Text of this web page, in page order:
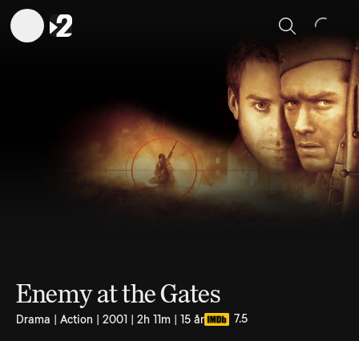
Sök
Enemy at the Gates
Drama | Action | 2001 | 2h 11m | 15 år 7.5